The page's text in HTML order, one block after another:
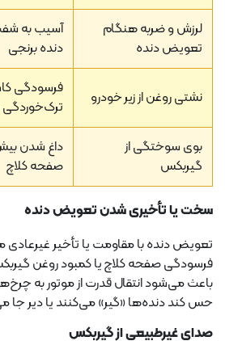
لرزش و ضربه هنگام
تعویض دنده
آسیب به
دنده برنجی
نشتی روغن از زیر خودرو
فرسودگی
بوی سوختگی از
گیربکس
داغ شدن
صفحه کلاچ
سخت یا تأخیری شدن تعویض دنده
تعویض دنده با مقاومت یا تأخیر
فرسودگی صفحه کلاچ یا کمبود روغن
باعث می‌شود انتقال قدرت از موتور به
حس کند دنده‌ها «گیر» می‌کنند یا دیر جا
صدای غیرطبیعی از گیربکس